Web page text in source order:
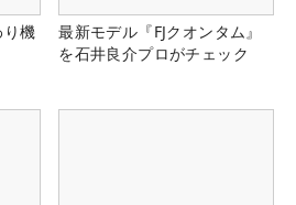
機
最新モデル『FJクオンタム』
を石井良介プロがチェック